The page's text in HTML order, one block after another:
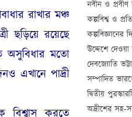
রাখার মঞ্চ
ছড়িয়ে রয়েছে
অসুবিধার মতো
এখানে পাদ্রী
বিশ্বাস করতে
নবীন ও প্রবীণ
কল্পবিশ্ব ও
উদ্দেশে
দেবজ্যোতি
সম্পাদিত
দ্বিতীয়
অদ্রীশের সহ-